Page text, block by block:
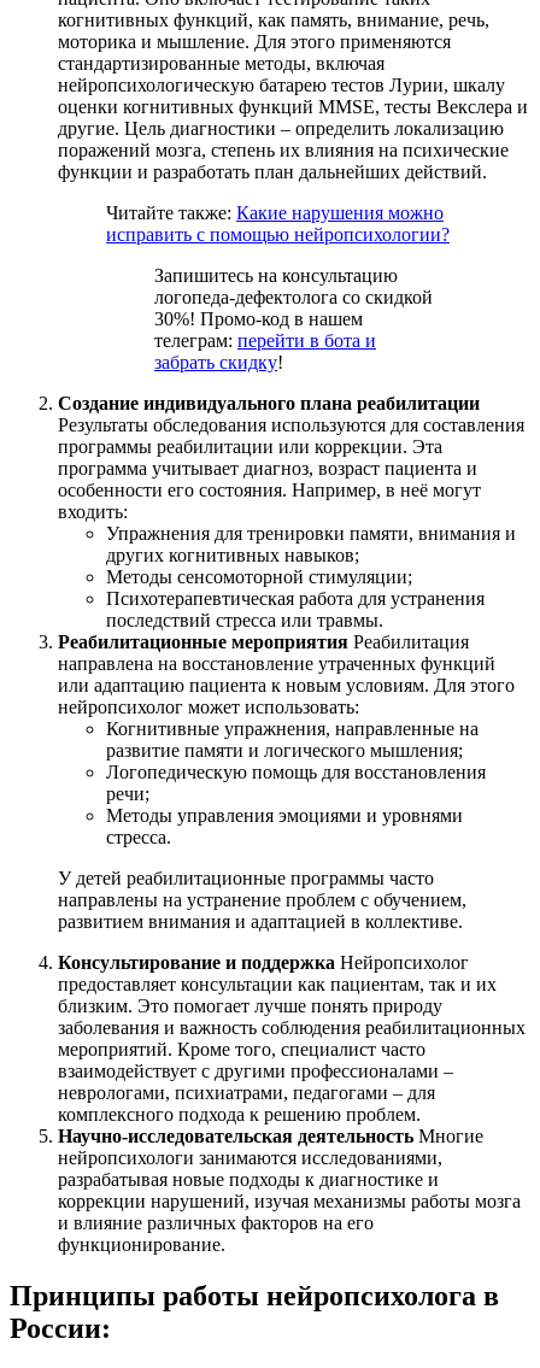
когнитивных функций, как память, внимание, речь,
моторика и мышление. Для этого применяются
стандартизированные методы, включая
нейропсихологическую батарею тестов Лурии, шкалу
оценки когнитивных функций MMSE, тесты Векслера и
другие. Цель диагностики – определить локализацию
поражений мозга, степень их влияния на психические
функции и разработать план дальнейших действий.
Читайте также: Какие нарушения можно
исправить с помощью нейропсихологии?
Запишитесь на консультацию
логопеда-дефектолога со скидкой
30%! Промо-код в нашем
телеграм: перейти в бота и
забрать скидку!
Создание индивидуального плана реабилитации
Результаты обследования используются для составления
программы реабилитации или коррекции. Эта
программа учитывает диагноз, возраст пациента и
особенности его состояния. Например, в неё могут
входить:
Упражнения для тренировки памяти, внимания и
других когнитивных навыков;
Методы сенсомоторной стимуляции;
Психотерапевтическая работа для устранения
последствий стресса или травмы.
Реабилитационные мероприятия Реабилитация
направлена на восстановление утраченных функций
или адаптацию пациента к новым условиям. Для этого
нейропсихолог может использовать:
Когнитивные упражнения, направленные на
развитие памяти и логического мышления;
Логопедическую помощь для восстановления
речи;
Методы управления эмоциями и уровнями
стресса.
У детей реабилитационные программы часто
направлены на устранение проблем с обучением,
развитием внимания и адаптацией в коллективе.
Консультирование и поддержка Нейропсихолог
предоставляет консультации как пациентам, так и их
близким. Это помогает лучше понять природу
заболевания и важность соблюдения реабилитационных
мероприятий. Кроме того, специалист часто
взаимодействует с другими профессионалами –
неврологами, психиатрами, педагогами – для
комплексного подхода к решению проблем.
Научно-исследовательская деятельность Многие
нейропсихологи занимаются исследованиями,
разрабатывая новые подходы к диагностике и
коррекции нарушений, изучая механизмы работы мозга
и влияние различных факторов на его
функционирование.
Принципы работы нейропсихолога в
России: